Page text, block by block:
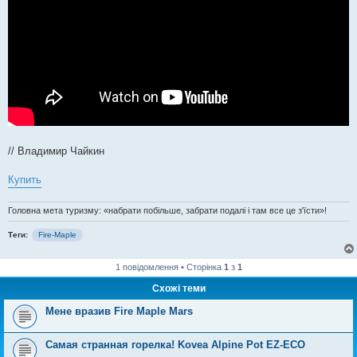
// Владимир Чайкин
Купить
Головна мета туризму: «набрати побільше, забрати подалі і там все це з'їсти»!
Теги: Fire-Maple
1 повідомлення • Сторінка 1 з 1
Схожі теми
Мене вразив Fire Maple Mars
Самая странная горелка! Kovea Alpine Pot EZ-ECO